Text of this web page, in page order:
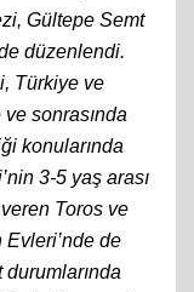
Gültepe Semt
düzenlendi.
Türkiye ve
sonrasında
konularında
3-5 yaş arası
Toros ve
de